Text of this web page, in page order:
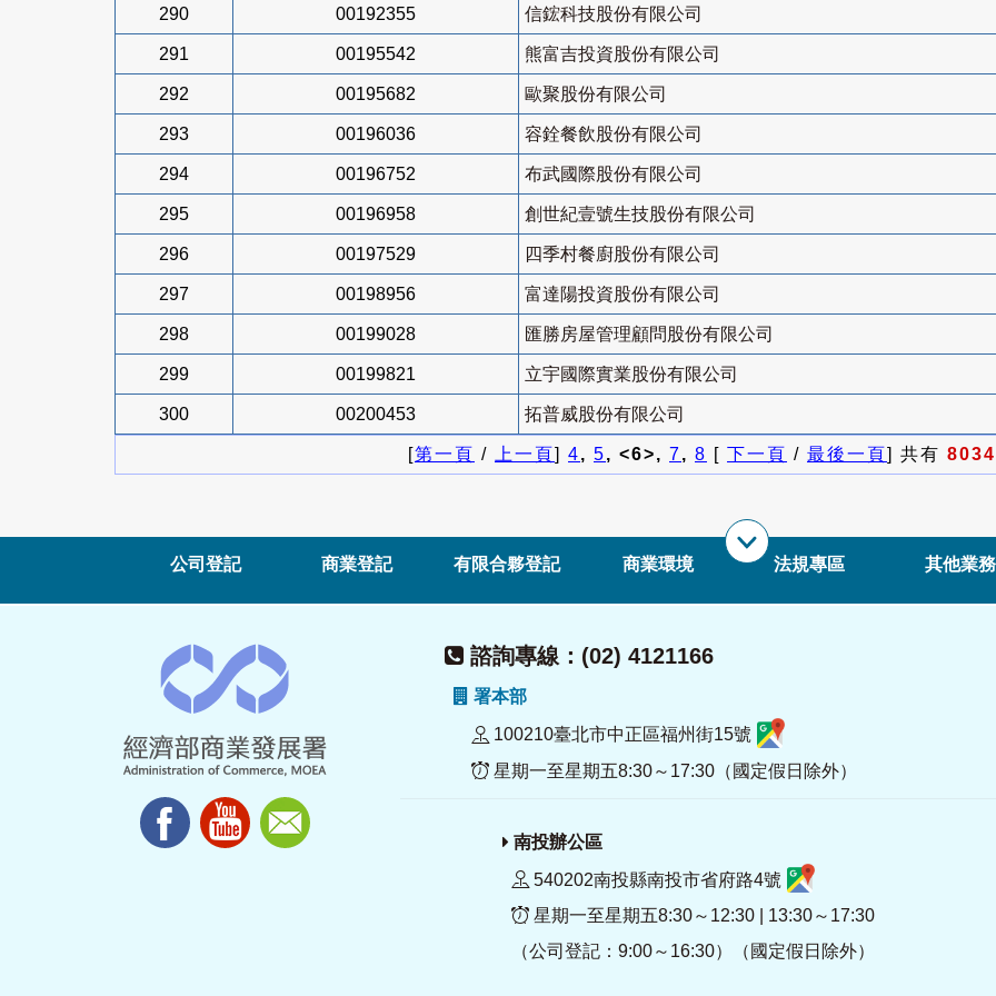
290 00192355 信鋐科技股份有限公司
291 00195542 熊富吉投資股份有限公司
292 00195682 歐聚股份有限公司
293 00196036 容銓餐飲股份有限公司
294 00196752 布武國際股份有限公司
295 00196958 創世紀壹號生技股份有限公司
296 00197529 四季村餐廚股份有限公司
297 00198956 富達陽投資股份有限公司
298 00199028 匯勝房屋管理顧問股份有限公司
299 00199821 立宇國際實業股份有限公司
300 00200453 拓普威股份有限公司
[第一頁 / 上一頁] 4, 5, <6>, 7, 8 [ 下一頁 / 最後一頁] 共有 8034
公司登記 商業登記 有限合夥登記 商業環境 法規專區 其他業務
諮詢專線：(02) 4121166
署本部
100210臺北市中正區福州街15號
星期一至星期五8:30～17:30（國定假日除外）
南投辦公區
540202南投縣南投市省府路4號
星期一至星期五8:30～12:30 | 13:30～17:30
（公司登記：9:00～16:30）（國定假日除外）